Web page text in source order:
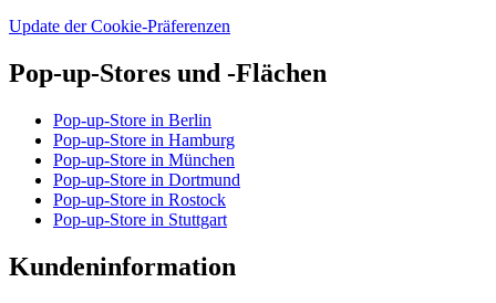
Update der Cookie-Präferenzen
Pop-up-Stores und -Flächen
Pop-up-Store in Berlin
Pop-up-Store in Hamburg
Pop-up-Store in München
Pop-up-Store in Dortmund
Pop-up-Store in Rostock
Pop-up-Store in Stuttgart
Kundeninformation